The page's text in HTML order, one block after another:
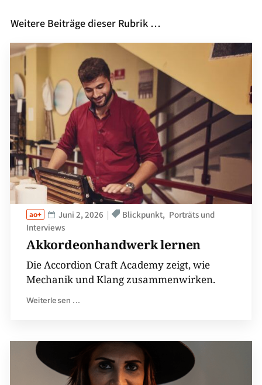
Weitere Beiträge dieser Rubrik …
Akkordeonhandwerk lernen
Juni 2, 2026 Blickpunkt
Porträts und
Interviews
Die Accordion Craft Academy zeigt, wie
Mechanik und Klang zusammenwirken.
Weiterlesen ...